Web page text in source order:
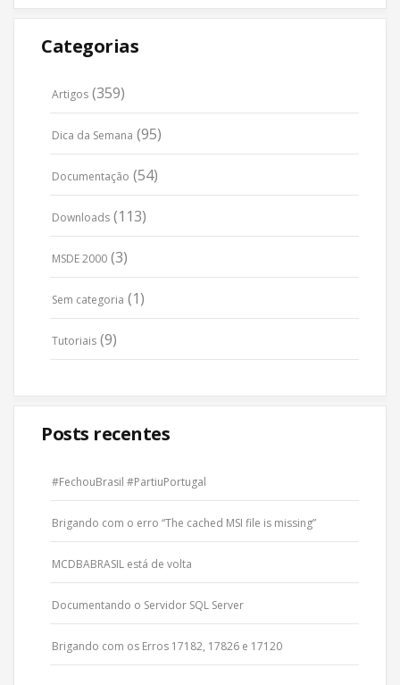
Categorias
Artigos (359)
Dica da Semana (95)
Documentação (54)
Downloads (113)
MSDE 2000 (3)
Sem categoria (1)
Tutoriais (9)
Posts recentes
#FechouBrasil #PartiuPortugal
Brigando com o erro “The cached MSI file is missing”
MCDBABRASIL está de volta
Documentando o Servidor SQL Server
Brigando com os Erros 17182, 17826 e 17120